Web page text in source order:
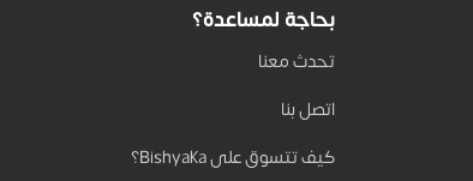
بحاجة لمساعدة؟
تحدث معنا
اتصل بنا
كيف تتسوق على Bishyaka؟